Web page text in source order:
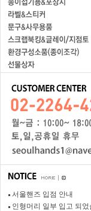
서울핸즈 입점 안내
인형머리 일부 입고 되었